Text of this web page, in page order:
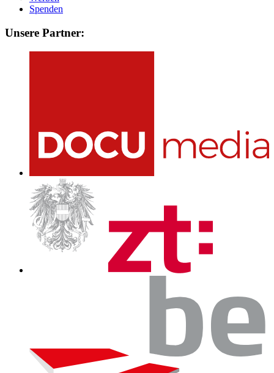
Spenden
Unsere Partner: